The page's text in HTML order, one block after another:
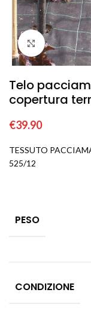
Click to
Telo
copertura
€39.90
TESSUTO
525/12
PESO
CONDIZIONE